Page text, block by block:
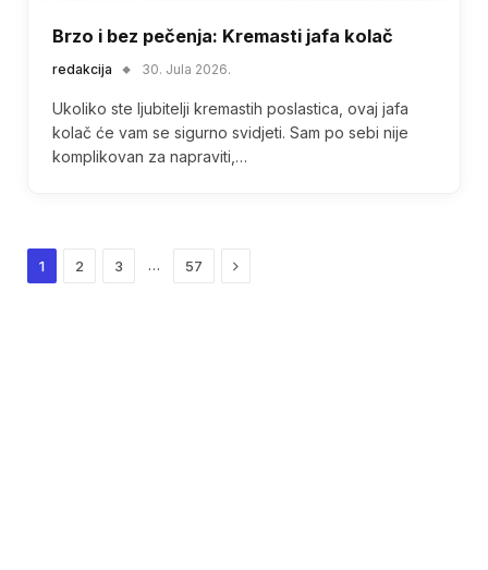
Brzo i bez pečenja: Kremasti jafa kolač
redakcija 30. Jula 2026.
Ukoliko ste ljubitelji kremastih poslastica, ovaj jafa
kolač će vam se sigurno svidjeti. Sam po sebi nije
komplikovan za napraviti,…
1 2 3 … 57 Next